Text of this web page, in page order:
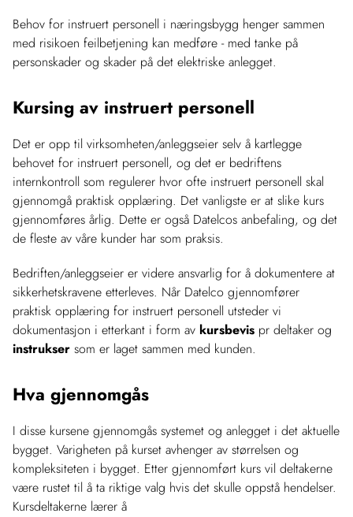
Behov for instruert personell i næringsbygg henger sammen
med risikoen feilbetjening kan medføre - med tanke på
personskader og skader på det elektriske anlegget.
Kursing av instruert personell
Det er opp til virksomheten/anleggseier selv å kartlegge
behovet for instruert personell, og det er bedriftens
internkontroll som regulerer hvor ofte instruert personell skal
gjennomgå praktisk opplæring. Det vanligste er at slike kurs
gjennomføres årlig. Dette er også Datelcos anbefaling, og det
de fleste av våre kunder har som praksis.
Bedriften/anleggseier er videre ansvarlig for å dokumentere at
sikkerhetskravene etterleves. Når Datelco gjennomfører
praktisk opplæring for instruert personell utsteder vi
dokumentasjon i etterkant i form av kursbevis pr deltaker og
instrukser som er laget sammen med kunden.
Hva gjennomgås
I disse kursene gjennomgås systemet og anlegget i det aktuelle
bygget. Varigheten på kurset avhenger av størrelsen og
kompleksiteten i bygget. Etter gjennomført kurs vil deltakerne
være rustet til å ta riktige valg hvis det skulle oppstå hendelser.
Kursdeltakerne lærer å